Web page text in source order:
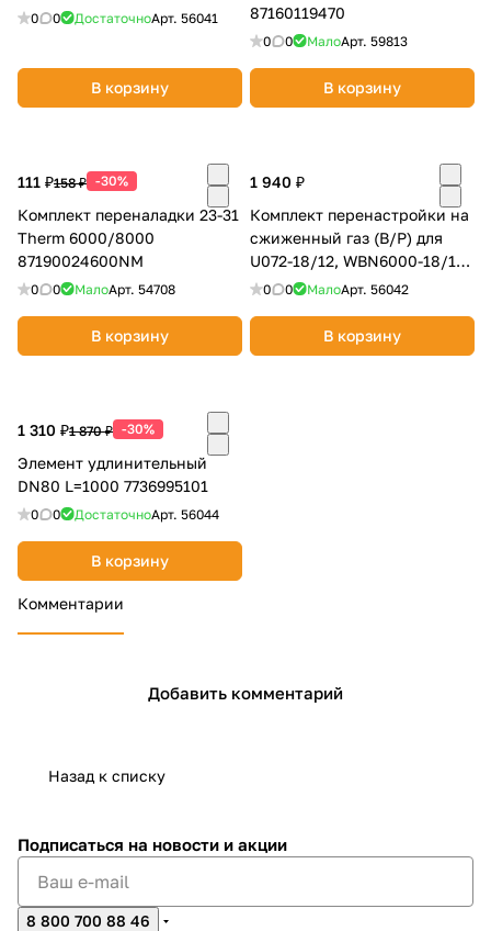
0 0 ДостаточноАрт. 56041
В корзину
87160119470
0 0 МалоАрт. 59813
В корзину
111 ₽158 ₽ -30%
Комплект переналадки 23-31
Therm 6000/8000
87190024600NM
0 0 МалоАрт. 54708
В корзину
1 940 ₽
Комплект перенастройки на
сжиженный газ (B/P) для
U072-18/12, WBN6000-18/12
87376010800
0 0 МалоАрт. 56042
В корзину
1 310 ₽1 870 ₽ -30%
Элемент удлинительный
DN80 L=1000 7736995101
0 0 ДостаточноАрт. 56044
В корзину
Комментарии
Добавить комментарий
Назад к списку
Подписаться на новости и акции
8 800 700 88 46